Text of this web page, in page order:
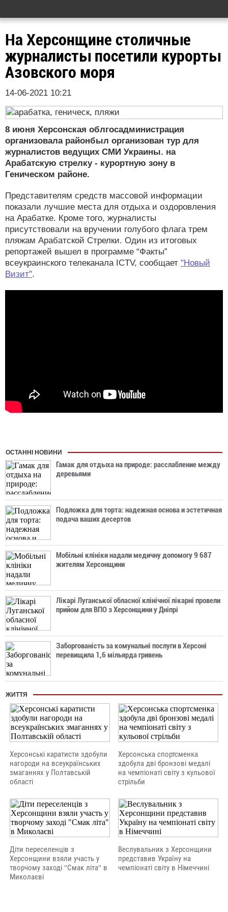
На Херсонщине столичные
журналисты посетили курорты
Азовского моря
14-06-2021 10:21
8 июня Херсонская облгосадминистрация
организовала районбыл организован тур для
журналистов ведущих СМИ Украины. на
Арабатскую стрелку - курортную зону в
Геническом районе.
Представителям средств массовой информации
показали лучшие места для отдыха и оздоровления
на Арабатке. Кроме того, журналисты
присутствовали на вручении голубого флага трем
пляжам Арабатской Стрелки. Один из итоговых
репортажей вышел в программе “Факты”
всеукраинского телеканала ICTV, сообщает "Новый
Визит".
ОСТАННІ НОВИНИ
Гамак для отдыха на природе: расслабление между
деревьями
Подложка для торта: надежная основа и эстетичная
подача ваших десертов
Мобільні клініки надали медичну допомогу 9 687
жителям Херсонщини
Лікарі Луганської обласної клінічної лікарні провели
прийом для ВПО з Херсонщини у Дніпрі
Заборгованість за комунальні послуги в Херсоні
перевищила 1,6 мільярда гривень
ЖИТТЯ
Херсонські каратисти здобули
нагороди на всеукраїнських
змаганнях у Полтавській
області
Херсонська спортсменка
здобула дві бронзові медалі
на чемпіонаті світу з кульової
стрільби
Діти переселенців з
Херсонщини взяли участь у
творчому заході "Смак літа" в
Миколаєві
Веслувальник з Херсонщини
представив Україну на
чемпіонаті світу в Німеччині